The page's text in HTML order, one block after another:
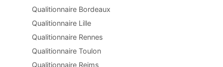
Qualitionnaire Bordeaux
Qualitionnaire Lille
Qualitionnaire Rennes
Qualitionnaire Toulon
Qualitionnaire Reims